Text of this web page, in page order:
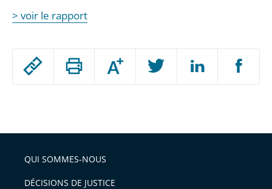
Passer
arriver
après
Augmenter
ou
l'article
pour
> voir le rapport
QUI SOMMES-NOUS
DÉCISIONS DE JUSTICE